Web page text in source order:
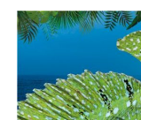
Ein beson­de­rer
auf alter­na­ti­ven
vol­ta­ik und
prä­sen­tie­ren ihre
erzeu­gung und